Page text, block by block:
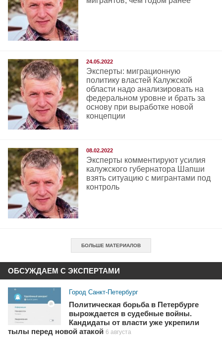
24.05.2022
Эксперты: миграционную
политику властей Калужской
области надо анализировать на
федеральном уровне и брать за
основу при выработке новой
концепции
08.02.2022
Эксперты комментируют усилия
калужского губернатора Шапши
взять ситуацию с мигрантами под
контроль
БОЛЬШЕ МАТЕРИАЛОВ
ОБСУЖДАЕМ С ЭКСПЕРТАМИ
Город Санкт-Петербург
Политическая борьба в Петербурге
вырождается в судебные войны.
Кандидаты от власти уже укрепили
тылы перед новой атакой 6 августа